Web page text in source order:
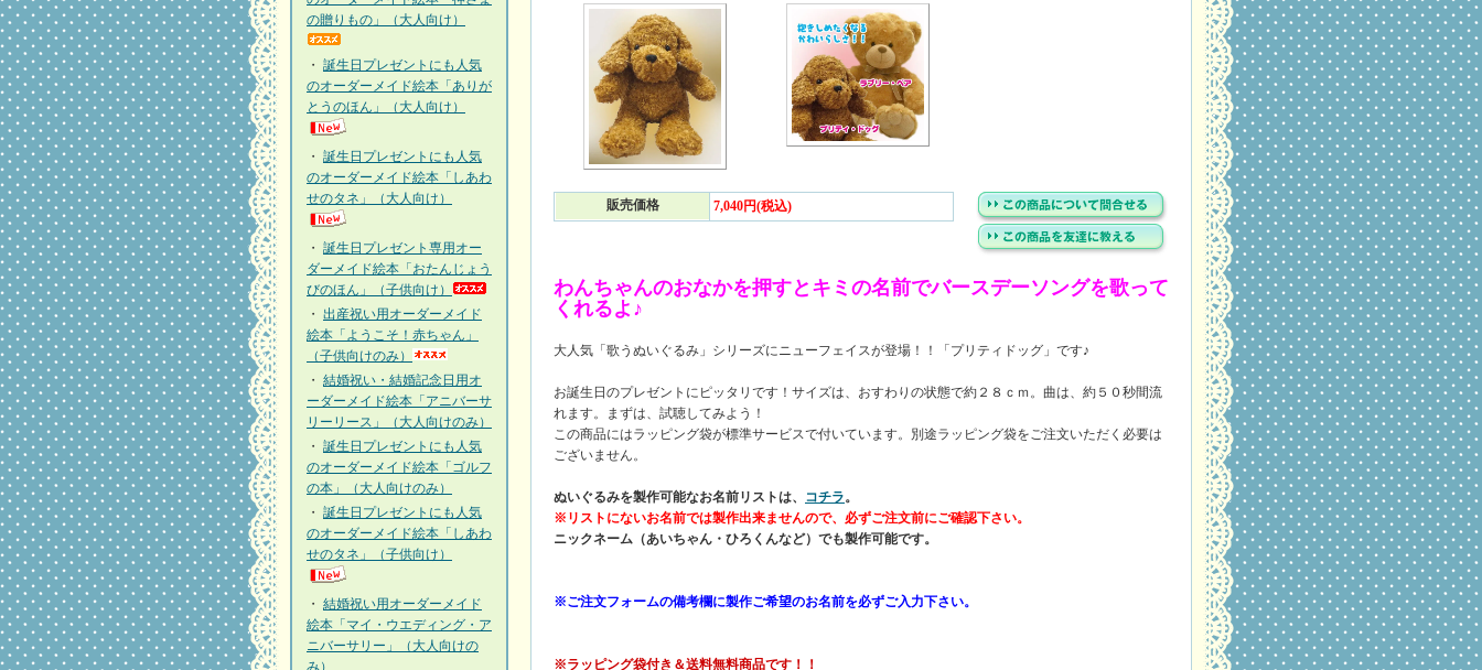
の贈りもの」（大人向け）
・ 誕生日プレゼントにも人気
のオーダーメイド絵本「ありが
とうのほん」（大人向け）
・ 誕生日プレゼントにも人気
のオーダーメイド絵本「しあわ
せのタネ」（大人向け）
・ 誕生日プレゼント専用オー
ダーメイド絵本「おたんじょう
びのほん」（子供向け）
・ 出産祝い用オーダーメイド
絵本「ようこそ！赤ちゃん」
（子供向けのみ）
・ 結婚祝い・結婚記念日用オ
ーダーメイド絵本「アニバーサ
リーリース」（大人向けのみ）
・ 誕生日プレゼントにも人気
のオーダーメイド絵本「ゴルフ
の本」（大人向けのみ）
・ 誕生日プレゼントにも人気
のオーダーメイド絵本「しあわ
せのタネ」（子供向け）
・ 結婚祝い用オーダーメイド
絵本「マイ・ウエディング・ア
ニバーサリー」（大人向けの
み）
販売価格 7,040円(税込)
わんちゃんのおなかを押すとキミの名前でバースデーソングを歌って
くれるよ♪
大人気「歌うぬいぐるみ」シリーズにニューフェイスが登場！！「プリティドッグ」です♪
お誕生日のプレゼントにピッタリです！サイズは、おすわりの状態で約２８ｃｍ。曲は、約５０秒間流
れます。まずは、試聴してみよう！
この商品にはラッピング袋が標準サービスで付いています。別途ラッピング袋をご注文いただく必要は
ございません。
ぬいぐるみを製作可能なお名前リストは、 コチラ。
※リストにないお名前では製作出来ませんので、必ずご注文前にご確認下さい。
ニックネーム（あいちゃん・ひろくんなど）でも製作可能です。
※ご注文フォームの備考欄に製作ご希望のお名前を必ずご入力下さい。
※ラッピング袋付き＆送料無料商品です！！